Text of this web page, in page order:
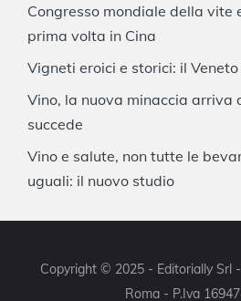
Congresso mondiale della vite
prima volta in Cina
Vigneti eroici e storici: il
Vino, la nuova minaccia arriva
succede
Vino e salute, non tutte le
uguali: il nuovo studio
Copyright © 2025 - Editorially Srl
Roma - P.Iva